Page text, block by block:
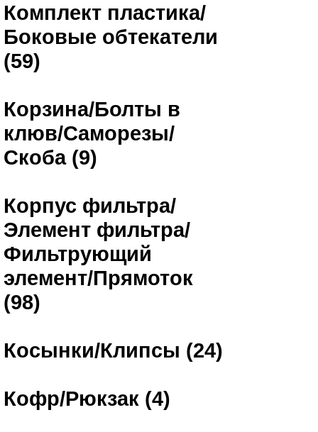
Комплект пластика/
Боковые обтекатели
(59)
Корзина/Болты в
клюв/Саморезы/
Скоба (9)
Корпус фильтра/
Элемент фильтра/
Фильтрующий
элемент/Прямоток
(98)
Косынки/Клипсы (24)
Кофр/Рюкзак (4)